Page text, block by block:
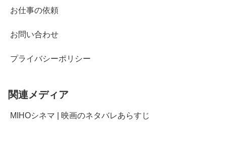
お仕事の依頼
お問い合わせ
プライバシーポリシー
関連メディア
MIHOシネマ | 映画のネタバレあらすじ